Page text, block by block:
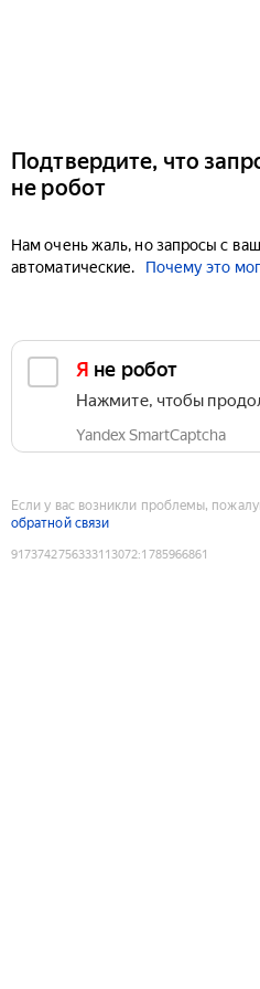
Подтвердите, что
не робот
Нам очень жаль, но запросы с
автоматические.
Почему это
Я не робот
Нажмите, чтобы
Yandex SmartCaptcha
Если у вас возникли проблемы,
обратной связи
9173742756333113072:1785966861